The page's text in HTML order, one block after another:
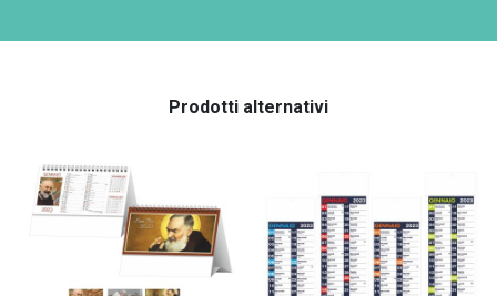
Prodotti alternativi